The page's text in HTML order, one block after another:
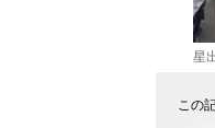
星
この